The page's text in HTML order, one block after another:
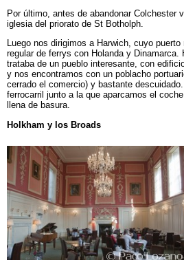
Por último, antes de abandonar Colchester
iglesia del priorato de St Botholph.
Luego nos dirigimos a Harwich, cuyo
regular de ferrys con Holanda y Dinamarca.
trataba de un pueblo interesante, con
y nos encontramos con un poblacho
cerrado el comercio) y bastante
ferrocarril junto a la que aparcamos el
llena de basura.
Holkham y los Broads